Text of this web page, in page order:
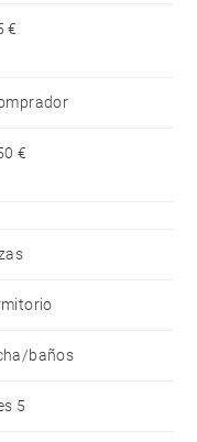
€
€
baños
5